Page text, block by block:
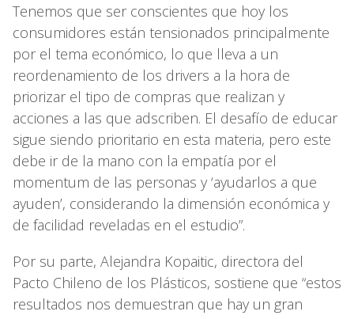
Tenemos que ser conscientes que hoy los
consumidores están tensionados principalmente
por el tema económico, lo que lleva a un
reordenamiento de los drivers a la hora de
priorizar el tipo de compras que realizan y
acciones a las que adscriben. El desafío de educar
sigue siendo prioritario en esta materia, pero este
debe ir de la mano con la empatía por el
momentum de las personas y ‘ayudarlos a que
ayuden’, considerando la dimensión económica y
de facilidad reveladas en el estudio”.
Por su parte, Alejandra Kopaitic, directora del
Pacto Chileno de los Plásticos, sostiene que “estos
resultados nos demuestran que hay un gran